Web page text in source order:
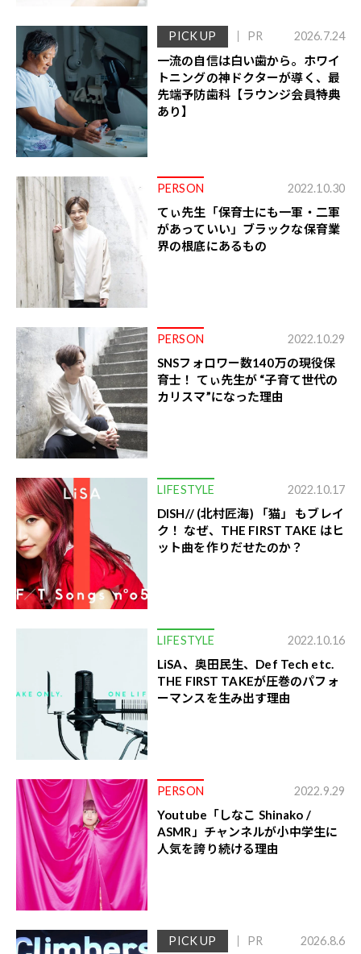
PICK UP PR 2026.7.24
一流の自信は白い歯から。ホワイ
トニングの神ドクターが導く、最
先端予防歯科【ラウンジ会員特典
あり】
PERSON 2022.10.30
てぃ先生「保育士にも一軍・二軍
があっていい」ブラックな保育業
界の根底にあるもの
PERSON 2022.10.29
SNSフォロワー数140万の現役保
育士！ てぃ先生が “子育て世代の
カリスマ”になった理由
LIFESTYLE 2022.10.17
DISH// (北村匠海) 「猫」 もブレイ
ク！ なぜ、THE FIRST TAKE はヒ
ット曲を作りだせたのか？
LIFESTYLE 2022.10.16
LiSA、奥田民生、Def Tech etc.
THE FIRST TAKEが圧巻のパフォ
ーマンスを生み出す理由
PERSON 2022.9.29
Youtube「しなこ Shinako /
ASMR」チャンネルが小中学生に
人気を誇り続ける理由
PICK UP PR 2026.8.6